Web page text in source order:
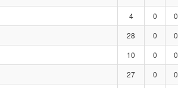
4 0 0
28 0 0
10 0 0
27 0 0